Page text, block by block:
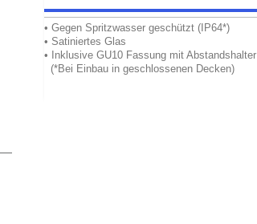
• Gegen Spritzwasser geschützt (IP64*)
• Satiniertes Glas
• Inklusive GU10 Fassung mit Abstandshalter
(*Bei Einbau in geschlossenen Decken)